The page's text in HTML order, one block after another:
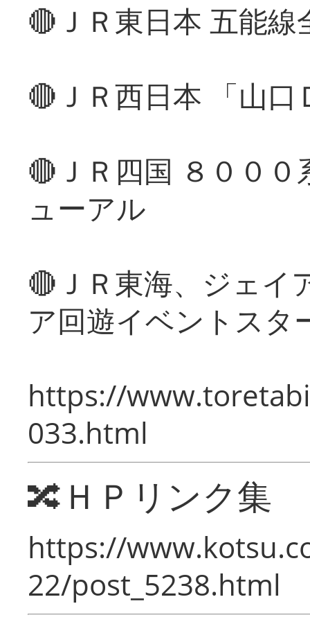
🔴ＪＲ東日本 五能
🔴ＪＲ西日本 「山
🔴ＪＲ四国 ８００
ューアル
🔴ＪＲ東海、ジェイ
ア回遊イベントスタ
https://
033.html
🔀ＨＰリンク集
https://
22/post_5238.html